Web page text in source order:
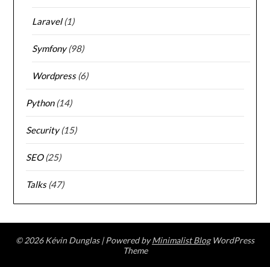
Laravel(1)
Symfony(98)
Wordpress(6)
Python(14)
Security(15)
SEO(25)
Talks(47)
© 2026 Kévin Dunglas | Powered byMinimalist BlogWordPress
Theme